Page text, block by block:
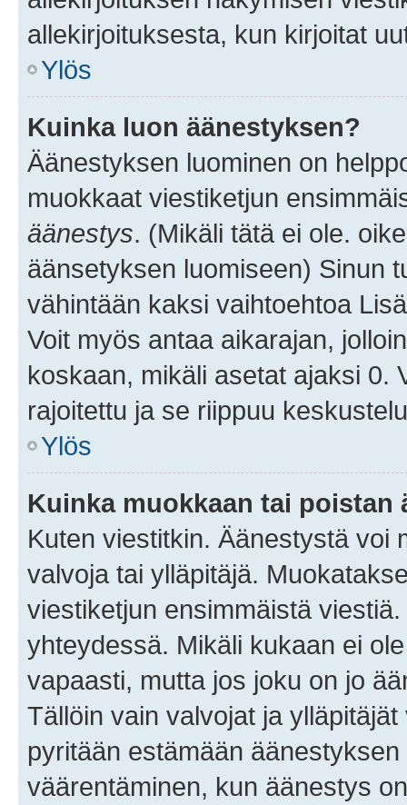
allekirjoituksesta, kun kirjoitat
Ylös
Kuinka luon äänestyksen?
Äänestyksen luominen on
muokkaat viestiketjun
äänestys. (Mikäli tätä ei ole.
äänsetyksen luomiseen) Sinun
vähintään kaksi vaihtoehtoa
Voit myös antaa aikarajan,
koskaan, mikäli asetat ajaksi 0.
rajoitettu ja se riippuu
Ylös
Kuinka muokkaan tai poistan
Kuten viestitkin. Äänestystä voi
valvoja tai ylläpitäjä.
viestiketjun ensimmäistä
yhteydessä. Mikäli kukaan ei
vapaasti, mutta jos joku on jo
Tällöin vain valvojat ja
pyritään estämään
väärentäminen, kun äänestys